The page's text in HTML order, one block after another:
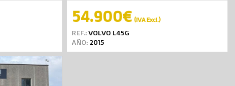
54.900€ (IVA Excl.)
REF.:VOLVO L45G
AÑO: 2015